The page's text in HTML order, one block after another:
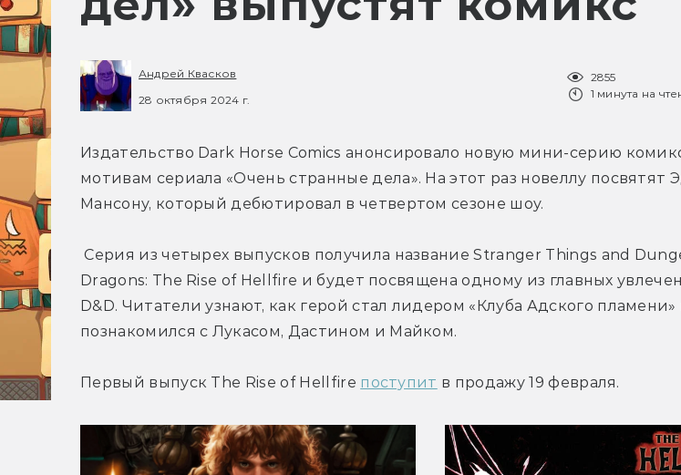
Андрей Квасков
28 октября 2024 г.
2855
1 минута на
Издательство Dark Horse Comics анонсировало новую мини-серию
мотивам сериала «Очень странные дела». На этот раз новеллу посвятят
Мансону, который дебютировал в четвертом сезоне шоу.
Серия из четырех выпусков получила название Stranger Things and Dungeons &
Dragons: The Rise of Hellfire и будет посвящена одному из главных
D& D. Читатели узнают, как герой стал лидером «Клуба Адского пламени»
познакомился с Лукасом, Дастином и Майком.
Первый выпуск The Rise of Hellfire поступит в продажу 19 февраля.